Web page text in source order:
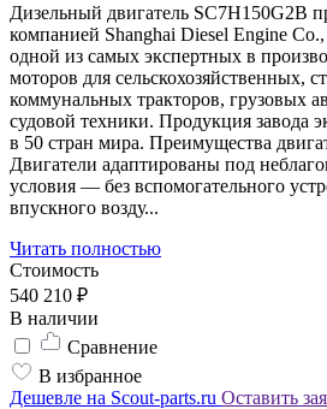
Дизельный двигатель SC7H150G2B
компанией Shanghai Diesel Engine Co.,
одной из самых экспертных в
моторов для сельскохозяйственных,
коммунальных тракторов, грузовых
судовой техники. Продукция завода
в 50 стран мира. Преимущества
Двигатели адаптированы под
условия — без вспомогательного
впускного возду...
Читать полностью
Стоимость
540 210 ₽
В наличии
Сравнение
В избранное
Дешевле на Scout-parts.ru Оставить